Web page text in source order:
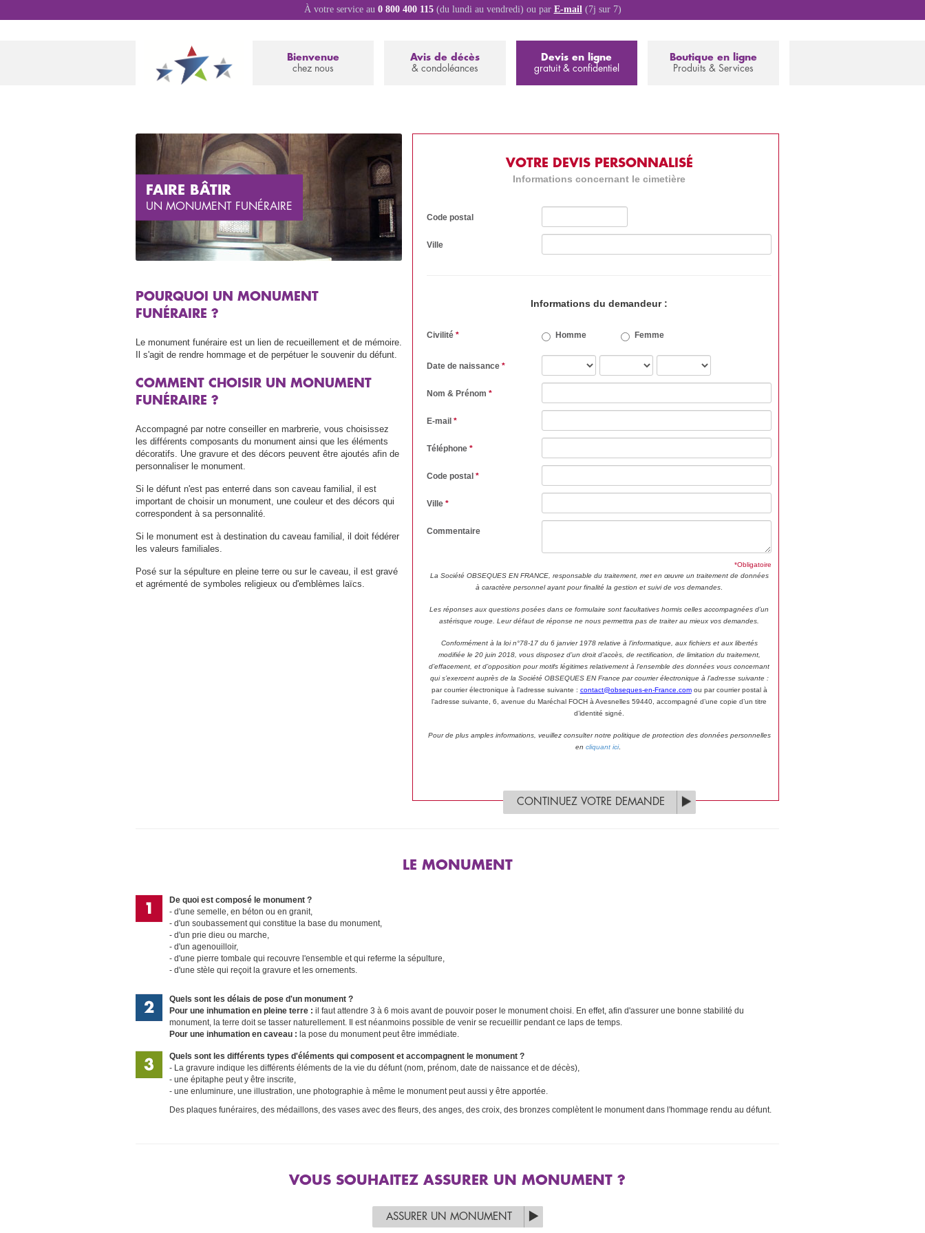
À votre service au 0 800 400 115(du lundi au vendredi) ou par E-mail(7j sur 7)
Bienvenue
chez nous
Avis de décès
& condoléances
Devis en ligne
gratuit & confidentiel
Boutique en ligne
Produits & Services
FAIRE BÂTIR
UN MONUMENT FUNÉRAIRE
POURQUOI UN MONUMENT
FUNÉRAIRE ?
Le monument funéraire est un lien de recueillement et de mémoire.
Il s'agit de rendre hommage et de perpétuer le souvenir du défunt.
COMMENT CHOISIR UN MONUMENT
FUNÉRAIRE ?
Accompagné par notre conseiller en marbrerie, vous choisissez
les différents composants du monument ainsi que les éléments
décoratifs. Une gravure et des décors peuvent être ajoutés afin de
personnaliser le monument.
Si le défunt n'est pas enterré dans son caveau familial, il est
important de choisir un monument, une couleur et des décors qui
correspondent à sa personnalité.
Si le monument est à destination du caveau familial, il doit fédérer
les valeurs familiales.
Posé sur la sépulture en pleine terre ou sur le caveau, il est gravé
et agrémenté de symboles religieux ou d'emblèmes laïcs.
VOTRE DEVIS PERSONNALISÉ
Informations concernant le cimetière
Code postal
Ville
Informations du demandeur :
Civilité* Homme Femme
Date de naissance*
Nom & Prénom*
E-mail*
Téléphone*
Code postal*
Ville*
Commentaire
*Obligatoire
La Société OBSEQUES EN FRANCE, responsable du traitement, met en œuvre un traitement de données
à caractère personnel ayant pour finalité la gestion et suivi de vos demandes
Les réponses aux questions posées dans ce formulaire sont facultatives hormis celles accompagnées d’un
astérisque rouge. Leur défaut de réponse ne nous permettra pas de traiter au mieux vos demandes.
Conformément à la loi n°78-17 du 6 janvier 1978 relative à l’informatique, aux fichiers et aux libertés
modifiée le 20 juin 2018, vous disposez d’un droit d’accès, de rectification, de limitation du traitement,
d’effacement, et d’opposition pour motifs légitimes relativement à l’ensemble des données vous concernant
qui s’exercent auprès de la Société OBSEQUES EN France par courrier électronique à l’adresse suivante :
par courrier électronique à l’adresse suivante : contact@obseques-en-France.comou par courrier postal à
l’adresse suivante, 6, avenue du Maréchal FOCH à Avesnelles 59440, accompagné d’une copie d’un titre
d’identité signé.
Pour de plus amples informations, veuillez consulter notre politique de protection des données personnelles
encliquant ici.
CONTINUEZ VOTRE DEMANDE
LE MONUMENT
De quoi est composé le monument ?
d'une semelle, en béton ou en granit,
d'un soubassement qui constitue la base du monument,
d'un prie dieu ou marche,
d'un agenouilloir,
d'une pierre tombale qui recouvre l'ensemble et qui referme la sépulture,
d'une stèle qui reçoit la gravure et les ornements.
Quels sont les délais de pose d'un monument ?
Pour une inhumation en pleine terre : il faut attendre 3 à 6 mois avant de pouvoir poser le monument choisi. En effet, afin d'assurer une bonne stabilité du
monument, la terre doit se tasser naturellement. Il est néanmoins possible de venir se recueillir pendant ce laps de temps.
Pour une inhumation en caveau : la pose du monument peut être immédiate.
Quels sont les différents types d'éléments qui composent et accompagnent le monument ?
La gravure indique les différents éléments de la vie du défunt (nom, prénom, date de naissance et de décès),
une épitaphe peut y être inscrite,
une enluminure, une illustration, une photographie à même le monument peut aussi y être apportée.
Des plaques funéraires, des médaillons, des vases avec des fleurs, des anges, des croix, des bronzes complètent le monument dans l'hommage rendu au défunt.
VOUS SOUHAITEZ ASSURER UN MONUMENT ?
ASSURER UN MONUMENT